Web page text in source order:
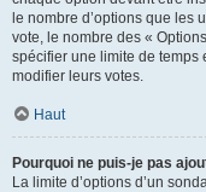
le nombre d’options que les
vote, le nombre des «
spécifier une limite de temps
modifier leurs votes.
Haut
Pourquoi ne puis-je pas
La limite d’options d’un